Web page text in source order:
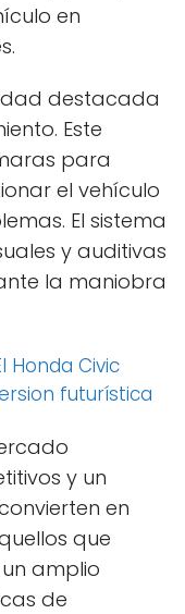
en
destacada
Este
para
el vehículo
El sistema
y auditivas
la maniobra
Honda Civic
futurística
y un
en
que
amplio
de